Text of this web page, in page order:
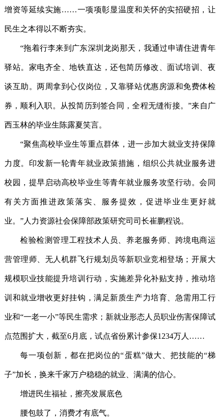
增资等延续实施……一项项彰显温度和关怀的实招硬招，让
民生之本得以不断夯实。
“拖着行李来到广东深圳龙岗那天，我通过申请住进青年
驿站。家电齐全、地铁直达，还包简历修改、面试培训、夜
谈互助。两周拿到心仪岗位，又靠驿站优惠房源和免费体检
券，顺利入职。从投简历到签合同，全程无缝衔接。”来自广
西玉林的毕业生陈露夏笑言。
“聚焦高校毕业生等重点群体，进一步加大就业支持保障
力度。印发新一轮青年就业政策措施，组织公共就业服务进
校园，提早启动高校毕业生等青年就业服务攻坚行动。会同
有关方面推进政策落实、服务提效，促进毕业生更好就
业。”人力资源社会保障部政策研究司司长崔鹏程说。
检验检测管理工程技术人员、养老服务师、跨境电商运
营管理师、无人机群飞行规划员等新职业竞相登场；开展大
规模职业技能提升培训行动，实施差异化补贴支持，推动培
训和就业增收更好挂钩，满足新质生产力培育、急需用工行
业和“一老一小”等民生需求；新就业形态人员职业伤害保障试
点范围扩大，截至6月底，试点省份累计参保1234万人……
每一项创新，都在把岗位的“蛋糕”做大、把技能的“梯
子”加长，换来千家万户稳稳的就业、满满的信心。
增进民生福祉，擦亮发展底色
腰包鼓了，消费才有底气。